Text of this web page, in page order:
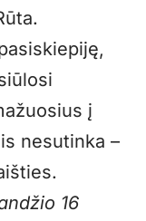
į
nesutinka –
16